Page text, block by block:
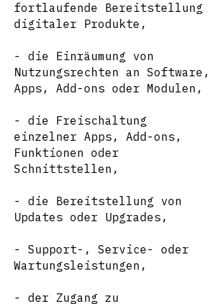
fortlaufende Bereitstellung
digitaler Produkte,
- die Einräumung von
Nutzungsrechten an Software,
Apps, Add-ons oder Modulen,
- die Freischaltung
einzelner Apps, Add-ons,
Funktionen oder
Schnittstellen,
- die Bereitstellung von
Updates oder Upgrades,
- Support-, Service- oder
Wartungsleistungen,
- der Zugang zu